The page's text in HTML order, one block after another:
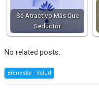
Sé Atractivo Más Que
Seductor
No related posts.
Bienestar - Salud